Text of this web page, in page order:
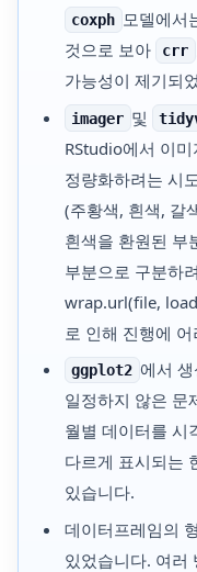
coxph 모델에서
것으로 보아
crr
가능성이 제기되
imager 및
RStudio에서 이
정량화하려는 시
(주황색, 흰색, 갈
흰색을 환원된 부
부분으로 구분하
wrap.url(file,
로 인해 진행에
ggplot2 에서
일정하지 않은 문
월별 데이터를 시
다르게 표시되는
있습니다.
데이터프레임의
있었습니다. 여러